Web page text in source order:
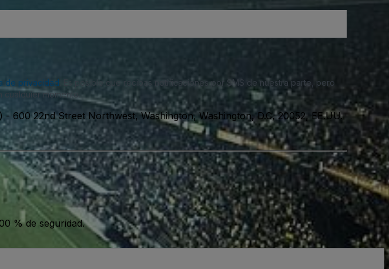
de privacidad
. Es posible que recibas notificaciones por SMS de nuestra parte, pero
cualquier momento.
- 600 22nd Street Northwest, Washington, Washington, D.C, 20052, EE.UU.
% de seguridad.